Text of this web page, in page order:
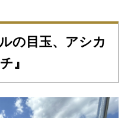
の目玉、アシカ
』